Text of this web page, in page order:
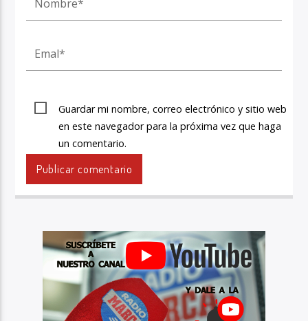
Guardar mi nombre, correo electrónico y sitio web
en este navegador para la próxima vez que haga
un comentario.